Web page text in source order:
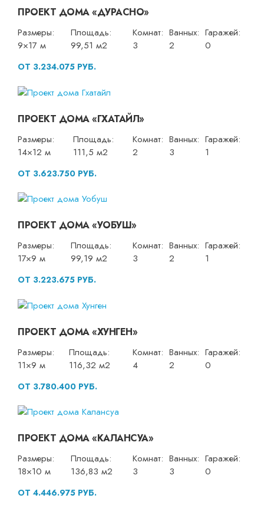
ПРОЕКТ ДОМА «ДУРАСНО»
Размеры:
9×17 м
Площадь:
99,51 м2
Комнат:
3
Ванных:
2
Гаражей:
0
ОТ 3.234.075 РУБ.
ПРОЕКТ ДОМА «ГХАТАЙЛ»
Размеры:
14×12 м
Площадь:
111,5 м2
Комнат:
2
Ванных:
3
Гаражей:
1
ОТ 3.623.750 РУБ.
ПРОЕКТ ДОМА «УОБУШ»
Размеры:
17×9 м
Площадь:
99,19 м2
Комнат:
3
Ванных:
2
Гаражей:
1
ОТ 3.223.675 РУБ.
ПРОЕКТ ДОМА «ХУНГЕН»
Размеры:
11×9 м
Площадь:
116,32 м2
Комнат:
4
Ванных:
2
Гаражей:
0
ОТ 3.780.400 РУБ.
ПРОЕКТ ДОМА «КАЛАНСУА»
Размеры:
18×10 м
Площадь:
136,83 м2
Комнат:
3
Ванных:
3
Гаражей:
0
ОТ 4.446.975 РУБ.